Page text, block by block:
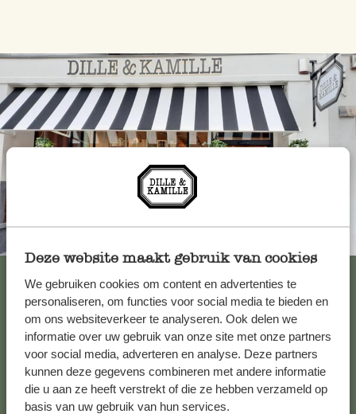
Deze website maakt gebruik van cookies
We gebruiken cookies om content en advertenties te
personaliseren, om functies voor social media te bieden en
om ons websiteverkeer te analyseren. Ook delen we
informatie over uw gebruik van onze site met onze partners
voor social media, adverteren en analyse. Deze partners
kunnen deze gegevens combineren met andere informatie
die u aan ze heeft verstrekt of die ze hebben verzameld op
basis van uw gebruik van hun services.
Service clientèle
Pour toute question ou demande de conseil ou d’aide,
veuillez contacter notre service clientèle. Ou retrouvez ici